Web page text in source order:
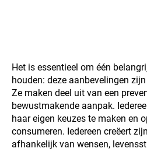
Het is essentieel om één
houden: deze aanbevelingen
Ze maken deel uit van een
bewustmakende aanpak.
haar eigen keuzes te maken en
consumeren. Iedereen creëert
afhankelijk van wensen,